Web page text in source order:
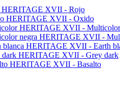
HERITAGE XVII - Rojo
HERITAGE XVII - Oxido
HERITAGE XVII - Multicolor
HERITAGE XVII -
HERITAGE XVII - Earth
HERITAGE XVII - Grey dark
HERITAGE XVII - Basalto